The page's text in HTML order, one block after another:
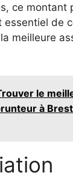
ce montant
essentiel de
meilleure
le
à